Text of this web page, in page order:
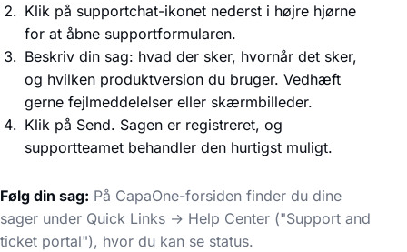
Klik på supportchat-ikonet nederst i højre hjørne
for at åbne supportformularen.
Beskriv din sag: hvad der sker, hvornår det sker,
og hvilken produktversion du bruger. Vedhæft
gerne fejlmeddelelser eller skærmbilleder.
Klik på Send. Sagen er registreret, og
supportteamet behandler den hurtigst muligt.
Følg din sag: På CapaOne-forsiden finder du dine
sager under Quick Links → Help Center ("Support and
ticket portal"), hvor du kan se status.